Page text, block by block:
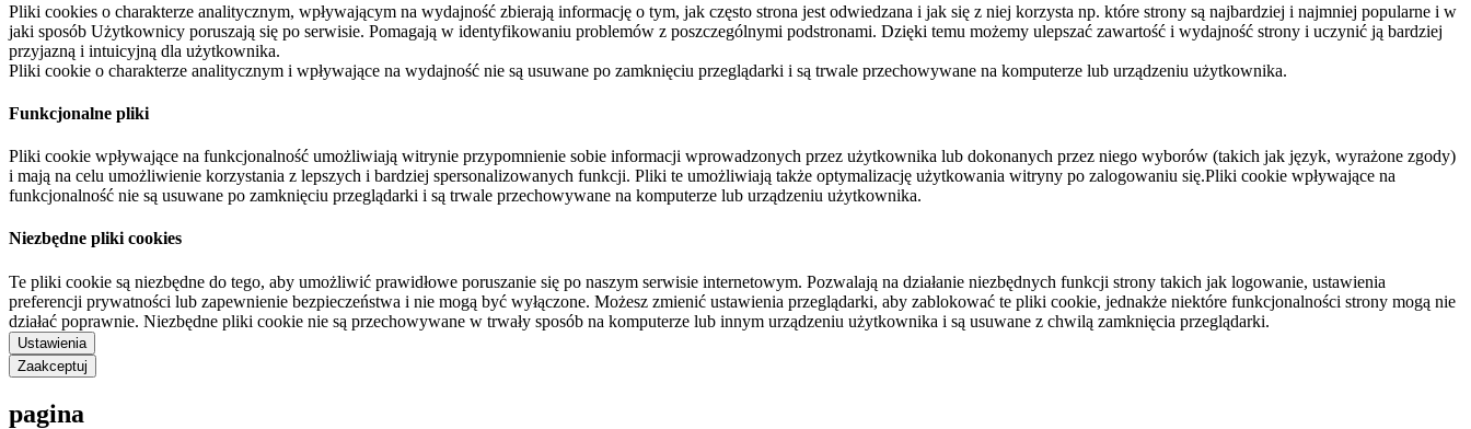
Pliki cookies o charakterze analitycznym, wpływającym na wydajność zbierają informację o tym, jak często strona jest odwiedzana i jak się z niej korzysta np. które strony są najbardziej i najmniej popularne i w
jaki sposób Użytkownicy poruszają się po serwisie. Pomagają w identyfikowaniu problemów z poszczególnymi podstronami. Dzięki temu możemy ulepszać zawartość i wydajność strony i uczynić ją bardziej
przyjazną i intuicyjną dla użytkownika.
Pliki cookie o charakterze analitycznym i wpływające na wydajność nie są usuwane po zamknięciu przeglądarki i są trwale przechowywane na komputerze lub urządzeniu użytkownika.
Funkcjonalne pliki
Pliki cookie wpływające na funkcjonalność umożliwiają witrynie przypomnienie sobie informacji wprowadzonych przez użytkownika lub dokonanych przez niego wyborów (takich jak język, wyrażone zgody)
i mają na celu umożliwienie korzystania z lepszych i bardziej spersonalizowanych funkcji. Pliki te umożliwiają także optymalizację użytkowania witryny po zalogowaniu się.Pliki cookie wpływające na
funkcjonalność nie są usuwane po zamknięciu przeglądarki i są trwale przechowywane na komputerze lub urządzeniu użytkownika.
Niezbędne pliki cookies
Te pliki cookie są niezbędne do tego, aby umożliwić prawidłowe poruszanie się po naszym serwisie internetowym. Pozwalają na działanie niezbędnych funkcji strony takich jak logowanie, ustawienia
preferencji prywatności lub zapewnienie bezpieczeństwa i nie mogą być wyłączone. Możesz zmienić ustawienia przeglądarki, aby zablokować te pliki cookie, jednakże niektóre funkcjonalności strony mogą nie
działać poprawnie. Niezbędne pliki cookie nie są przechowywane w trwały sposób na komputerze lub innym urządzeniu użytkownika i są usuwane z chwilą zamknięcia przeglądarki.
Ustawienia
Zaakceptuj
pagina